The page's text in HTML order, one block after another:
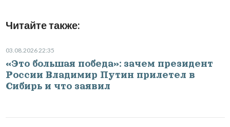
Читайте также:
03.08.2026 22:35
«Это большая победа»: зачем президент
России Владимир Путин прилетел в
Сибирь и что заявил